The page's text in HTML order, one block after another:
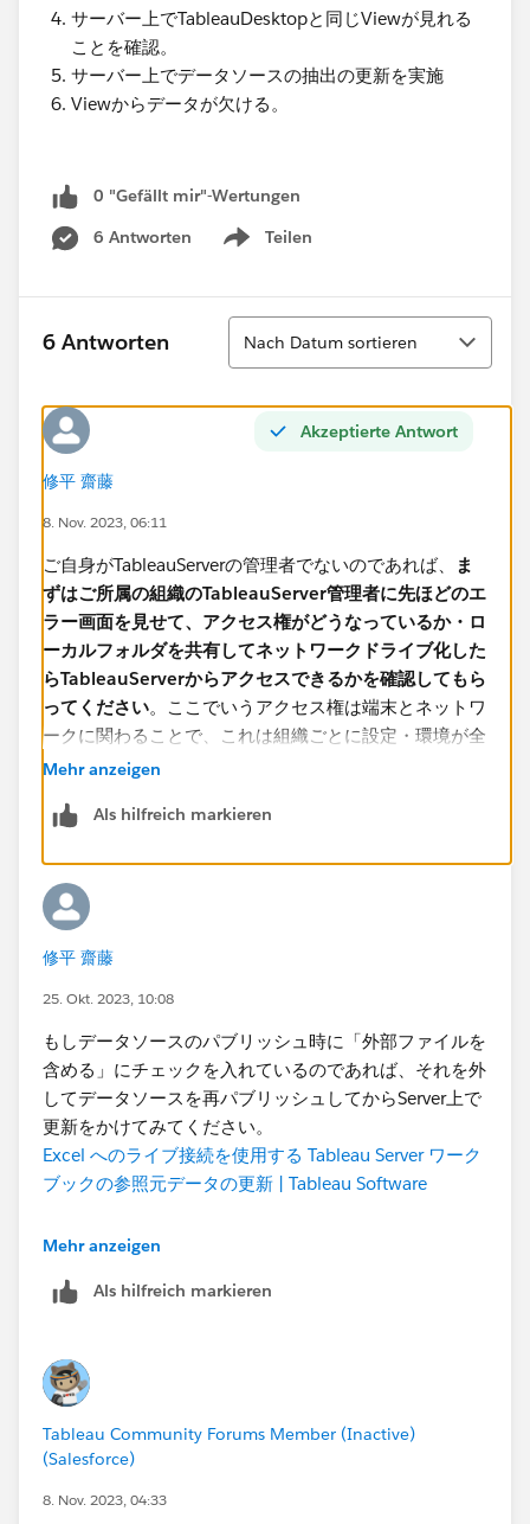
サーバー上でTableauDesktopと同じViewが見れる
ことを確認。
サーバー上で​データソースの抽出の更新を実施
Viewからデータが欠ける。​
0 "Gefällt mir"-Wertungen
6 Antworten
Teilen
Show menu
6 Antworten
Sortieren
Nach Datum sortieren
Akzeptierte Antwort
修平 齋藤
8. Nov. 2023, 06:11
ご自身がTableauServerの管理者でないのであれば、
ま
ずはご所属の組織のTableauServer管理者に先ほどのエ
ラー画面を見せて、アクセス権がどうなっているか・ロ
ーカルフォルダを共有してネットワークドライブ化した
らTableauServerからアクセスできるかを確認してもら
ってください。ここでいうアクセス権は端末とネットワ
ークに関わることで、これは組織ごとに設定・環境が全
く異なりますので、外部の人間には分かりません。
なお、共有ドライブにファイルを置く場合はデータソー
Mehr anzeigen
Als hilfreich markieren
修平 齋藤
25. Okt. 2023, 10:08
もしデータソースのパブリッシュ時に「外部ファイルを
含める」にチェックを入れているのであれば、それを外
してデータソースを再パブリッシュしてからServer上で
更新をかけてみてください。
Excel へのライブ接続を使用する Tableau Server ワーク
ブックの参照元データの更新 | Tableau Software
Mehr anzeigen
Als hilfreich markieren
Tableau Community Forums Member (Inactive)
(Salesforce)
8. Nov. 2023, 04:33